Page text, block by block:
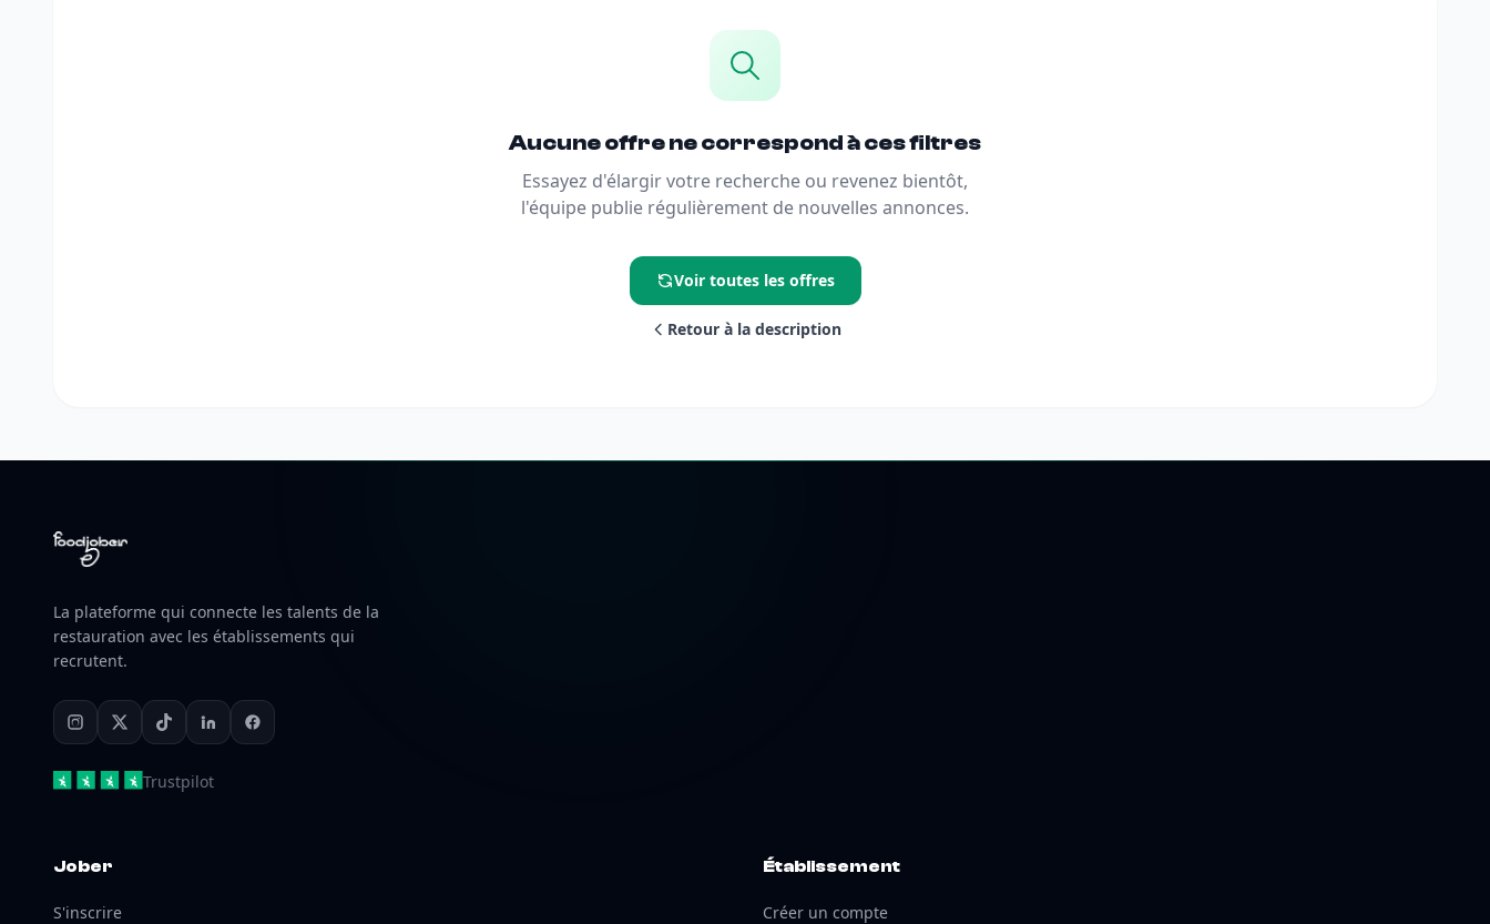
Aucune offre ne correspond à ces filtres
Essayez d'élargir votre recherche ou revenez bientôt,
l'équipe publie régulièrement de nouvelles annonces.
Voir toutes les offres
Retour à la description
La plateforme qui connecte les talents de la
restauration avec les établissements qui
recrutent.
Trustpilot
Jober
S'inscrire
Établissement
Créer un compte